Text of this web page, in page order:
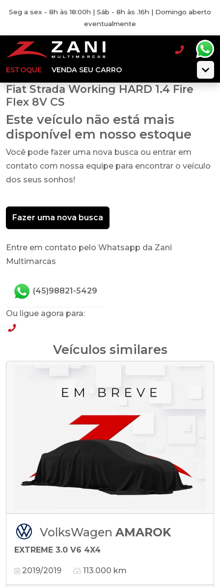
Seg a sex - 8h às 18:00h | Sáb - 8h às .16h | Domingo aberto
eventualmente
ESTOQUE VENDA SEU CARRO
Fiat Strada Working HARD 1.4 Fire
Flex 8V CS
Este veículo não está mais
disponível em nosso estoque
Você pode fazer uma nova busca ou entrar em
contato com nossa equipe para encontrar o veículo
dos seus sonhos!
Fazer uma nova busca
Entre em contato pelo Whatsapp da Zani
Multimarcas
(45)98821-5429
Ou ligue agora para:
Veículos similares
VolksWagen AMAROK
EXTREME 3.0 V6 4X4
2019/2019 113.000 km